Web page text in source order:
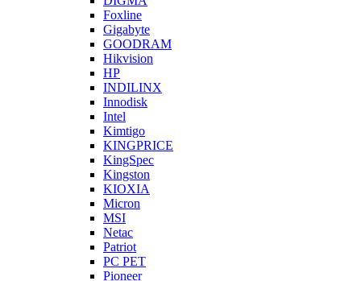
Foxline
Gigabyte
GOODRAM
Hikvision
HP
INDILINX
Innodisk
Intel
Kimtigo
KINGPRICE
KingSpec
Kingston
KIOXIA
Micron
MSI
Netac
Patriot
PC PET
Pioneer